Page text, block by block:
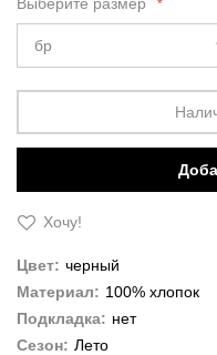
Хочу!
Цвет: черный
Материал: 100% хлопок
Подкладка: нет
Сезон: Лето